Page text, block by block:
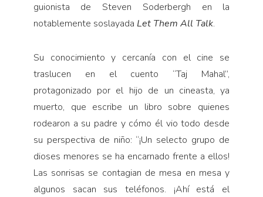
guionista de Steven Soderbergh en la
notablemente soslayada Let Them All Talk.
Su conocimiento y cercanía con el cine se
traslucen en el cuento “Taj Mahal”,
protagonizado por el hijo de un cineasta, ya
muerto, que escribe un libro sobre quienes
rodearon a su padre y cómo él vio todo desde
su perspectiva de niño: “¡Un selecto grupo de
dioses menores se ha encarnado frente a ellos!
Las sonrisas se contagian de mesa en mesa y
algunos sacan sus teléfonos. ¡Ahí está el